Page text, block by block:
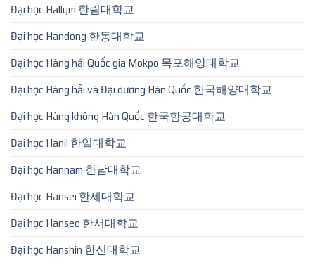
Đại học Hallym 한림대학교
Đại học Handong 한동대학교
Đại học Hàng hải Quốc gia Mokpo 목포해양대학교
Đại học Hàng hải và Đại dương Hàn Quốc 한국해양대학교
Đại học Hàng không Hàn Quốc 한국항공대학교
Đại học Hanil 한일대학교
Đại học Hannam 한남대학교
Đại học Hansei 한세대학교
Đại học Hanseo 한서대학교
Đại học Hanshin 한신대학교